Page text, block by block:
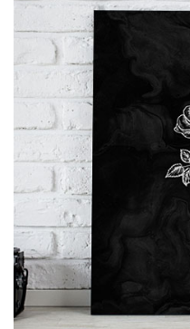
علاقه
مندی